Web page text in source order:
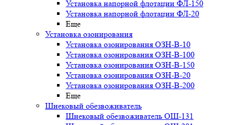
Установка напорной флотации ФЛ-150
Установка напорной флотации ФЛ-20
Еще
Установка озонирования
Установка озонирования ОЗН-В-10
Установка озонирования ОЗН-В-100
Установка озонирования ОЗН-В-150
Установка озонирования ОЗН-В-20
Установка озонирования ОЗН-В-200
Еще
Шнековый обезвоживатель
Шнековый обезвоживатель ОШ-131